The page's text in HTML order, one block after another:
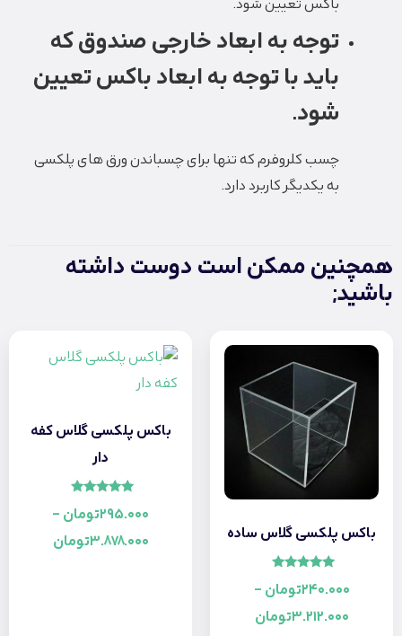
باکس تعیین شود.
توجه به ابعاد خارجی صندوق که
باید با توجه به ابعاد باکس تعیین
شود.
چسب کلروفرم که تنها برای چسباندن ورق های پلکسی
به یکدیگر کاربرد دارد.
همچنین ممکن است دوست داشته
باشید;
باکس پلکسی گلاس ساده
5.00
240.000تومان –
3.212.000تومان
باکس پلکسی گلاس کفه
دار
5.00
295.000تومان –
3.878.000تومان